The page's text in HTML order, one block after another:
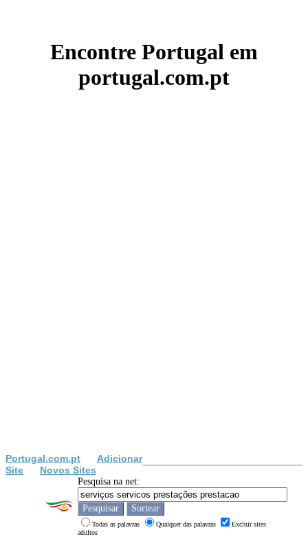
Encontre Portugal em
portugal.com.pt
Portugal.com.pt
Adicionar
Site
Novos Sites
Pesquisa na net:
Todas as palavras Qualquer das palavras
Excluir sites
adultos